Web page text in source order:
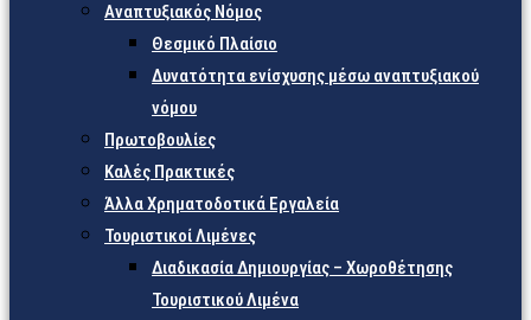
Αναπτυξιακός Νόμος
Θεσμικό Πλαίσιο
Δυνατότητα ενίσχυσης μέσω αναπτυξιακού
νόμου
Πρωτοβουλίες
Καλές Πρακτικές
Άλλα Χρηματοδοτικά Εργαλεία
Τουριστικοί Λιμένες
Διαδικασία Δημιουργίας – Χωροθέτησης
Τουριστικού Λιμένα